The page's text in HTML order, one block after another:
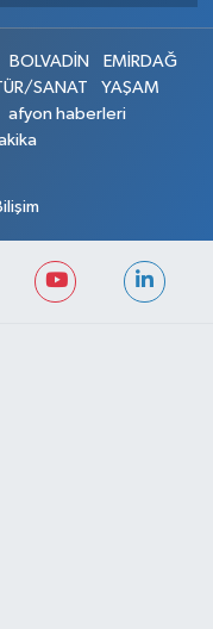
BOLVADİN
EMİRDAĞ
SANAT
YAŞAM
afyon haberleri